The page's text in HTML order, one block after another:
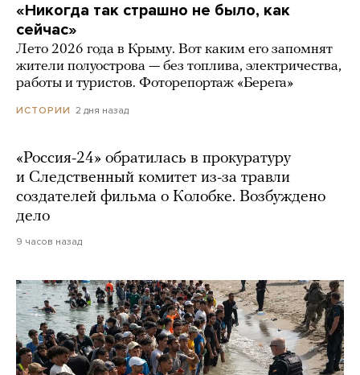
«Никогда так страшно не было, как
сейчас»
Лето 2026 года в Крыму. Вот каким его запомнят
жители полуострова — без топлива, электричества,
работы и туристов. Фоторепортаж «Берега»
ИСТОРИИ 2 дня назад
«Россия-24» обратилась в прокуратуру
и Следственный комитет из-за травли
создателей фильма о Колобке. Возбуждено
дело
9 часов назад